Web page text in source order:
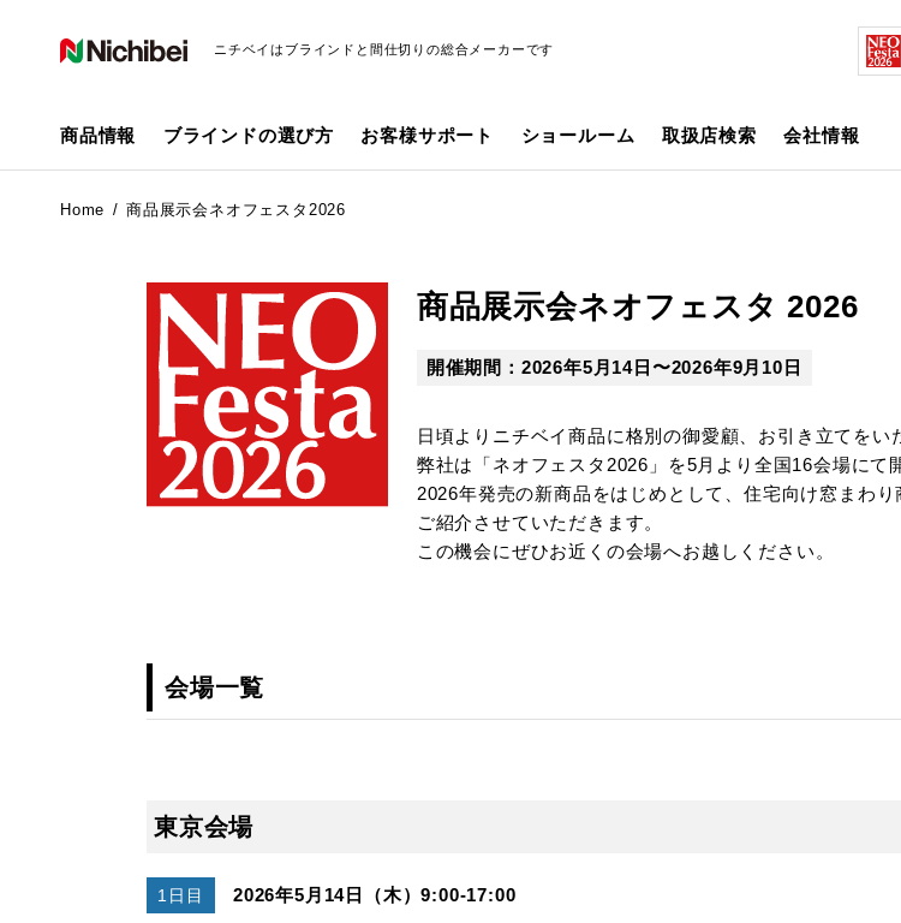
ニチベイはブラインドと間仕切りの総合メーカーです
商品情報 ブラインドの選び方 お客様サポート ショールーム 取扱店検索 会社情報
Home 商品展示会ネオフェスタ2026
商品展示会ネオフェスタ 2026
開催期間：2026年5月14日〜2026年9月10日
日頃よりニチベイ商品に格別の御愛顧、お引き立てをい
弊社は「ネオフェスタ2026」を5月より全国16会場にて
2026年発売の新商品をはじめとして、住宅向け窓まわ
ご紹介させていただきます。
この機会にぜひお近くの会場へお越しください。
会場一覧
東京会場
1日目 2026年5月14日（木）9:00-17:00